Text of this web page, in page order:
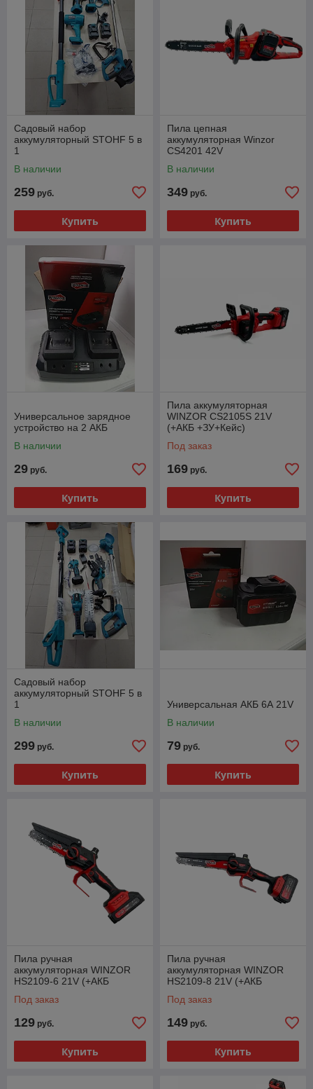
Садовый набор
аккумуляторный STOHF 5 в
1
В наличии
259 руб.
Купить
Пила цепная
аккумуляторная Winzor
CS4201 42V
В наличии
349 руб.
Купить
Универсальное зарядное
устройство на 2 АКБ
В наличии
29 руб.
Купить
Пила аккумуляторная
WINZOR CS2105S 21V
(+АКБ +ЗУ+Кейс)
Под заказ
169 руб.
Купить
Садовый набор
аккумуляторный STOHF 5 в
1
В наличии
299 руб.
Купить
Универсальная АКБ 6А 21V
В наличии
79 руб.
Купить
Пила ручная
аккумуляторная WINZOR
HS2109-6 21V (+АКБ
Под заказ
129 руб.
Купить
Пила ручная
аккумуляторная WINZOR
HS2109-8 21V (+АКБ
Под заказ
149 руб.
Купить